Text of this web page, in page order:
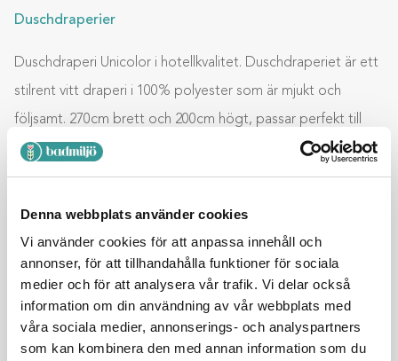
Denna webbplats använder cookies
Vi använder cookies för att anpassa innehåll och
annonser, för att tillhandahålla funktioner för sociala
medier och för att analysera vår trafik. Vi delar också
information om din användning av vår webbplats med
våra sociala medier, annonserings- och analyspartners
som kan kombinera den med annan information som du
Duschdraperier
Duschdraperi Unicolor i hotellkvalitet. Duschdraperiet är ett
stilrent vitt draperi i 100% polyester som är mjukt och
följsamt. 270cm brett och 200cm högt, passar perfekt till
badkaret eller jacuzzin. Duschdraperi Unicolor har tyngd
längst ner för att ge draperiet ett snyggt fall. Tvättbart i 40
Lägg till i varukorg